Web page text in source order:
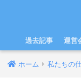
過去記事 運営
ホーム 私たちの